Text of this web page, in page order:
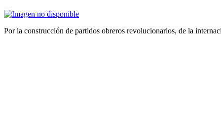
Por la construcción de partidos obreros revolucionarios, de la